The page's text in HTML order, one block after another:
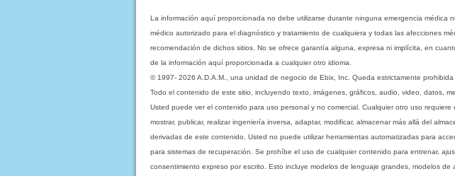
La información aquí proporcionada no debe utilizarse durante ninguna emergencia
médico autorizado para el diagnóstico y tratamiento de cualquiera y todas las afecciones
recomendación de dichos sitios. No se ofrece garantía alguna, expresa ni implícita, en
de la información aquí proporcionada a cualquier otro idioma.
© 1997- 2026 A.D.A.M., una unidad de negocio de Ebix, Inc. Queda estrictamente
Todo el contenido de este sitio, incluyendo texto, imágenes, gráficos, audio, video, datos,
Usted puede ver el contenido para uso personal y no comercial. Cualquier otro uso
mostrar, publicar, realizar ingeniería inversa, adaptar, modificar, almacenar más allá del
derivadas de este contenido. Usted no puede utilizar herramientas automatizadas para
para sistemas de recuperación. Se prohíbe el uso de cualquier contenido para entrenar,
consentimiento expreso por escrito. Esto incluye modelos de lenguaje grandes, modelos